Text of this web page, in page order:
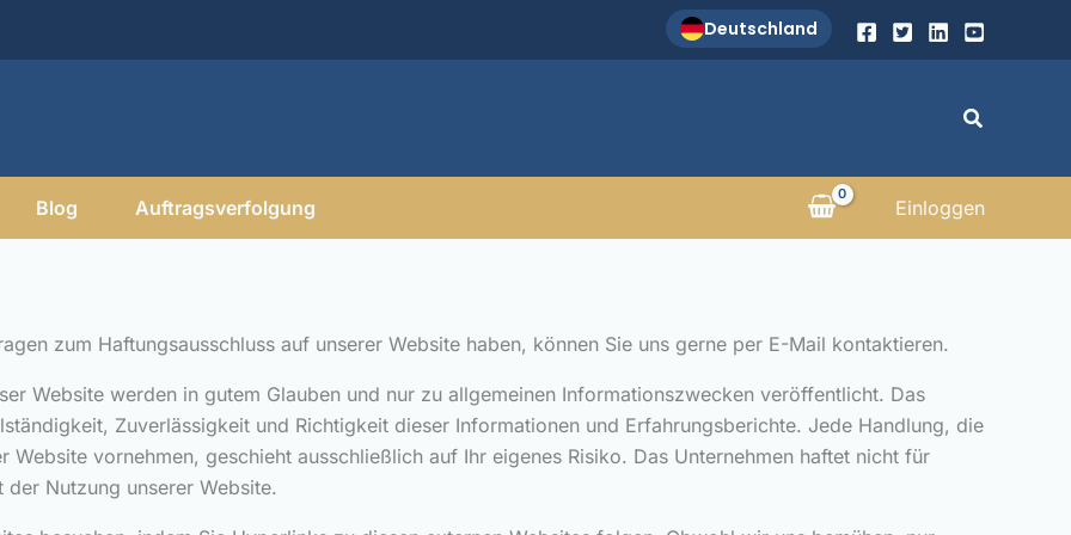
Deutschland
Suchen
Blog Auftragsverfolgung Einloggen
zum Haftungsausschluss auf unserer Website haben, können Sie uns gerne per E-Mail kontaktieren.
Website werden in gutem Glauben und nur zu allgemeinen Informationszwecken veröffentlicht. Das
Zuverlässigkeit und Richtigkeit dieser Informationen und Erfahrungsberichte. Jede Handlung, die
vornehmen, geschieht ausschließlich auf Ihr eigenes Risiko. Das Unternehmen haftet nicht für
Nutzung unserer Website.